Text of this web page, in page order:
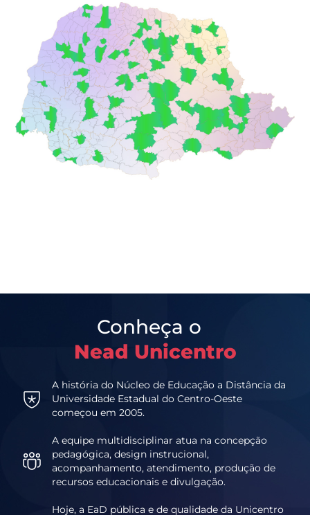
Conheça o
Nead Unicentro
A história do Núcleo de Educação a Distância da
Universidade Estadual do Centro-Oeste
começou em 2005.
A equipe multidisciplinar atua na concepção
pedagógica, design instrucional,
acompanhamento, atendimento, produção de
recursos educacionais e divulgação.
Hoje, a EaD pública e de qualidade da Unicentro